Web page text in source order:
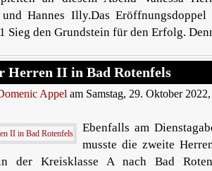
Hannes Illy.Das Eröffnungsdoppel
Sieg den Grundstein für den Erfolg.
Herren II in Bad Rotenfels
Appel am Samstag, 29. Oktober
Ebenfalls am
musste die zweite
der Kreisklasse A nach Bad